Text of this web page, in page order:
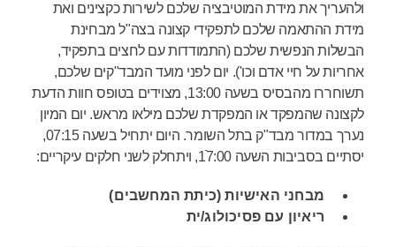
ולהעריך את מידת המוטיבציה שלכם לשירות כקצינים ואת
מידת ההתאמה שלכם לתפקידי קצונה בצה"ל מבחינת
הבשלות הנפשית שלכם (התמודדות עם לחצים בתפקיד,
אחריות על חיי אדם וכו'). יום לפני מועד המבד"קים שלכם,
תשוחררו מהבסיס בשעה 13:00, מצוידים בטופס חוות הדעת
לקצונה שהמפקד או המפקדת שלכם מילאו מראש. יום המיון
נערך במדור מבד"ק בתל השומר. היום יתחיל בשעה 07:15,
יסתיים בסביבות השעה 17ֿ:00, ויתחלק לשני חלקים עיקריים:
מבחני האישיות (כיתת המחשבים)
ריאיון עם פסיכולוג/ית